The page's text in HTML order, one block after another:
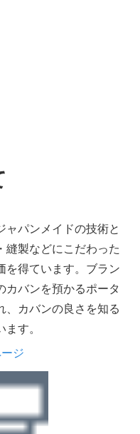
ャパンメイドの技術と
縫製などにこだわった
を得ています。ブラン
カバンを預かるポータ
、カバンの良さを知る
す。
ジ